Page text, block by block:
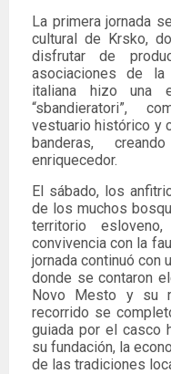
La primera jornada
cultural de Krsko,
disfrutar de
asociaciones de la
italiana hizo una
“sbandieratori”,
vestuario histórico y
banderas,
enriquecedor.
El sábado, los
de los muchos
territorio
convivencia con la
jornada continuó con
donde se contaron
Novo Mesto y su
recorrido se
guiada por el casco
su fundación, la
de las tradiciones